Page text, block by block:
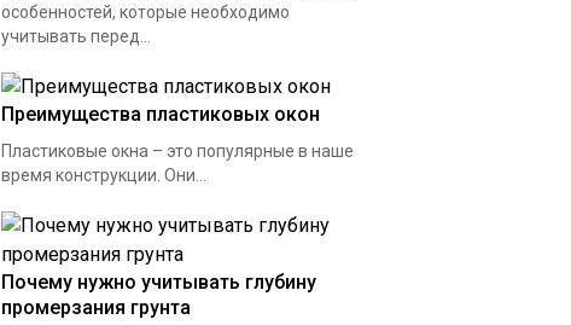
особенностей, которые необходимо
учитывать перед...
Преимущества пластиковых окон
Пластиковые окна – это популярные в наше
время конструкции. Они...
Почему нужно учитывать глубину
промерзания грунта